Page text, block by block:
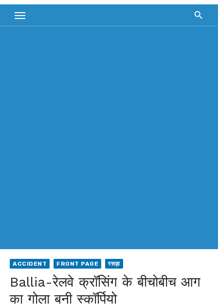
ACCIDENT FRONT PAGE रसड़ा
Ballia-रेलवे क्रॉसिंग के बीचोबीच आग
का गोला बनी स्कॉर्पियो